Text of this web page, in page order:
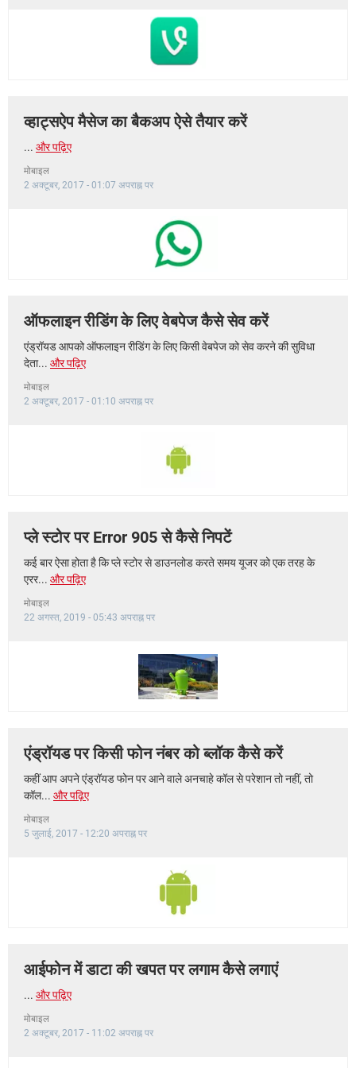
व्हाट्सऐप मैसेज का बैकअप ऐसे तैयार करें
... और पढ़िए
मोबाइल
2 अक्टूबर, 2017 - 01:07 अपराह्न पर
ऑफलाइन रीडिंग के लिए वेबपेज कैसे सेव करें
एंड्रॉयड आपको ऑफलाइन रीडिंग के लिए किसी वेबपेज को सेव करने की सुविधा
देता... और पढ़िए
मोबाइल
2 अक्टूबर, 2017 - 01:10 अपराह्न पर
प्ले स्टोर पर Error 905 से कैसे निपटें
कई बार ऐसा होता है कि प्ले स्टोर से डाउनलोड करते समय यूजर को एक तरह के
एरर... और पढ़िए
मोबाइल
22 अगस्त, 2019 - 05:43 अपराह्न पर
एंड्रॉयड पर किसी फोन नंबर को ब्लॉक कैसे करें
कहीं आप अपने एंड्रॉयड फोन पर आने वाले अनचाहे कॉल से परेशान तो नहीं, तो
कॉल... और पढ़िए
मोबाइल
5 जुलाई, 2017 - 12:20 अपराह्न पर
आईफोन में डाटा की खपत पर लगाम कैसे लगाएं
... और पढ़िए
मोबाइल
2 अक्टूबर, 2017 - 11:02 अपराह्न पर